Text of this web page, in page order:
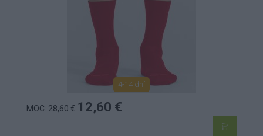
4-14 dní
MOC: 28,60 € 12,60 €